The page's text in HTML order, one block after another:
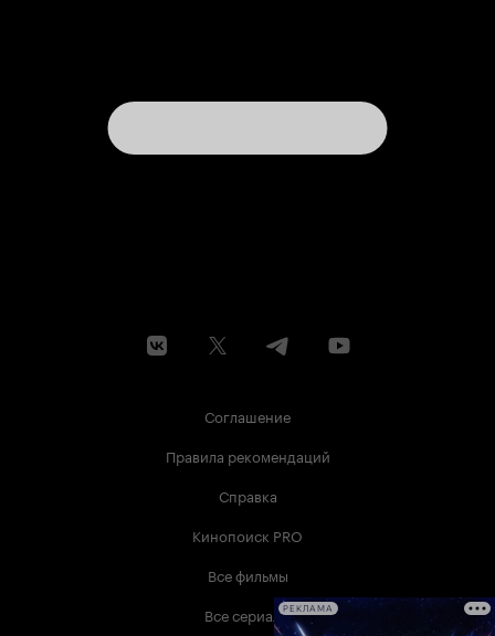
Соглашение
Правила рекомендаций
Справка
Кинопоиск PRO
Все фильмы
Все сериалыРЕКЛАМА